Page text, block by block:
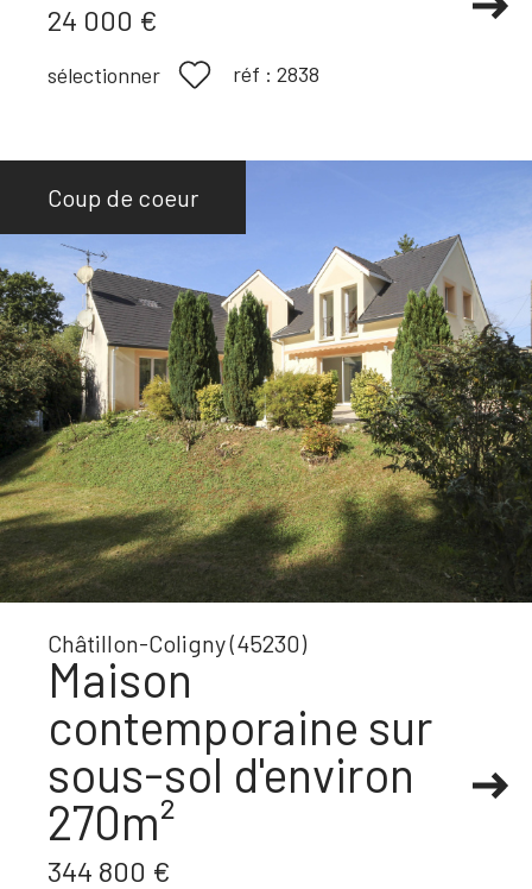
24 000 €
sélectionner réf :2838
Coup de coeur
Châtillon-Coligny (45230)
Maison
contemporaine sur
sous-sol d'environ
270m²
344 800 €